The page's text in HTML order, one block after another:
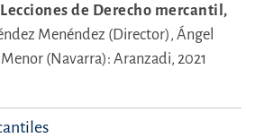
Lecciones de Derecho mercantil,
Menéndez (Director), Ángel
(Navarra): Aranzadi, 2021